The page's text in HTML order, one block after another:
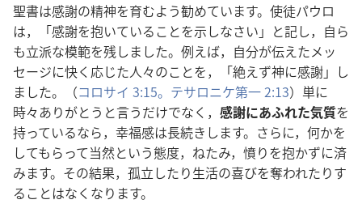
聖書は感謝の精神を育むよう勧めています。使徒パウロ
は，「感謝を抱いていることを示しなさい」と記し，自ら
も立派な模範を残しました。例えば，自分が伝えたメッ
セージに快く応じた人々のことを，「絶えず神に感謝」し
ました。（コロサイ 3:15。 テサロニケ第一 2:13）単に
時々ありがとうと言うだけでなく， 感謝にあふれた気質を
持っているなら，幸福感は長続きします。さらに，何かを
してもらって当然という態度，ねたみ，憤りを抱かずに済
みます。その結果，孤立したり生活の喜びを奪われたりす
ることはなくなります。